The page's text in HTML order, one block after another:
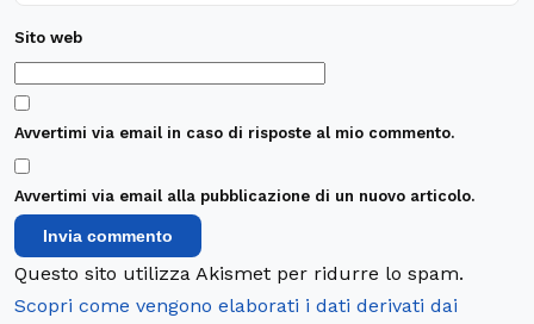
Sito web
Avvertimi via email in caso di risposte al mio commento.
Avvertimi via email alla pubblicazione di un nuovo articolo.
Questo sito utilizza Akismet per ridurre lo spam.
Scopri come vengono elaborati i dati derivati dai